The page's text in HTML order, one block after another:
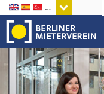
Sprachen